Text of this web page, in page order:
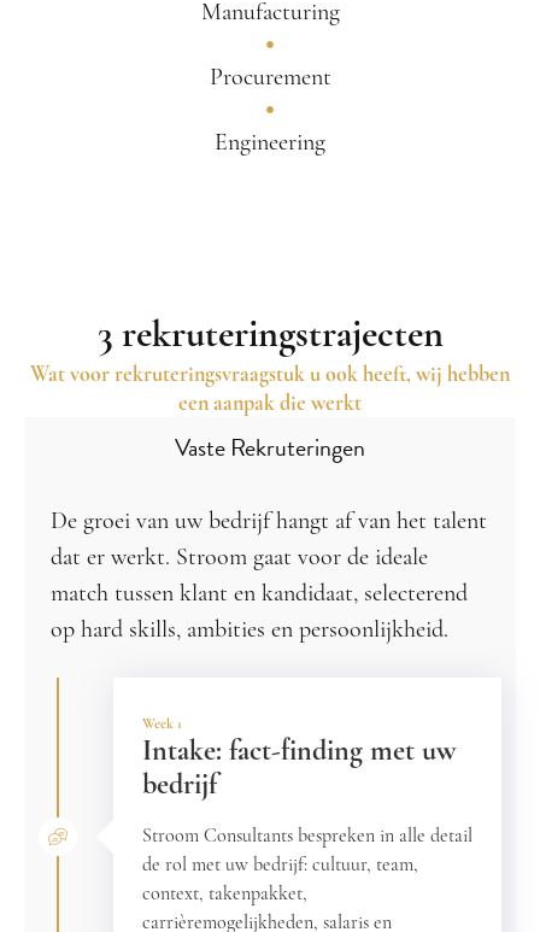
Manufacturing
Procurement
Engineering
3 rekruteringstrajecten
Wat voor rekruteringsvraagstuk u ook heeft, wij hebben
een aanpak die werkt
Vaste Rekruteringen
De groei van uw bedrijf hangt af van het talent
dat er werkt. Stroom gaat voor de ideale
match tussen klant en kandidaat, selecterend
op hard skills, ambities en persoonlijkheid.
Week 1
Intake: fact-finding met uw
bedrijf
Stroom Consultants bespreken in alle detail
de rol met uw bedrijf: cultuur, team,
context, takenpakket,
carrièremogelijkheden, salaris en